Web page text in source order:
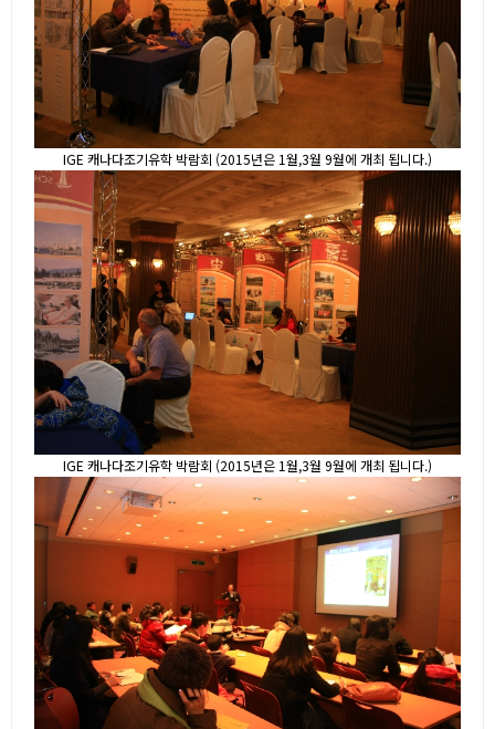
IGE 캐나다조기유학 박람회 (2015년은 1월,3월 9월에 개최 됩니다.)
IGE 캐나다조기유학 박람회 (2015년은 1월,3월 9월에 개최 됩니다.)